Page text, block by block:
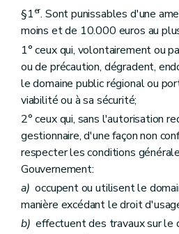
§1er. Sont punissables d'une
moins et de 10.000 euros au
1° ceux qui, volontairement ou
ou de précaution, dégradent,
le domaine public régional ou
viabilité ou à sa sécurité;
2° ceux qui, sans l'autorisation
gestionnaire, d'une façon non
respecter les conditions
Gouvernement:
a) occupent ou utilisent le
manière excédant le droit
b) effectuent des travaux sur le